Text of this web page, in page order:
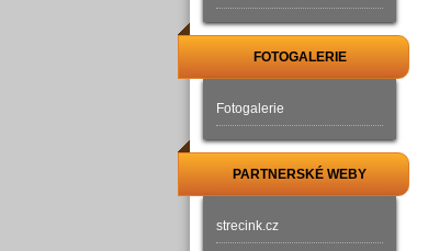
FOTOGALERIE
Fotogalerie
PARTNERSKÉ WEBY
strecink.cz